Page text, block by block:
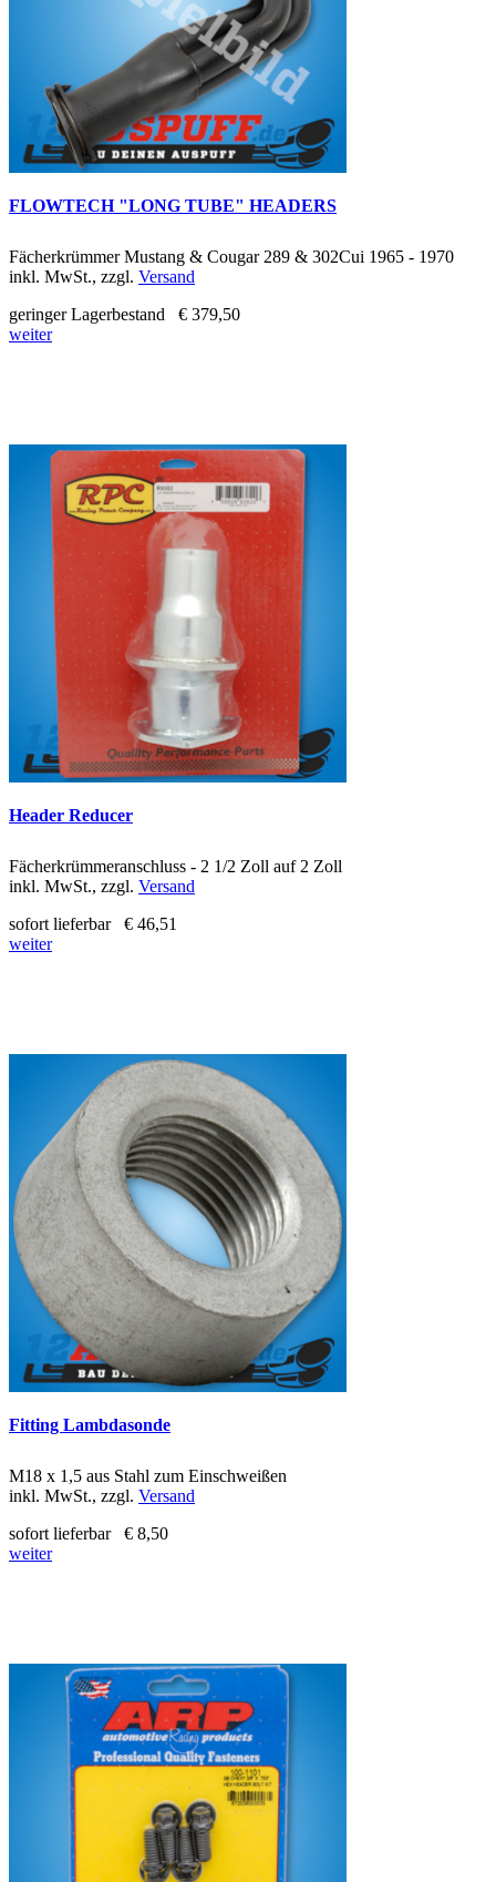
FLOWTECH "LONG TUBE" HEADERS
Fächerkrümmer Mustang & Cougar 289 & 302Cui 1965 - 1970
inkl. MwSt., zzgl. Versand
geringer Lagerbestand
€ 379,50
weiter
Header Reducer
Fächerkrümmeranschluss - 2 1/2 Zoll auf 2 Zoll
inkl. MwSt., zzgl. Versand
sofort lieferbar
€ 46,51
weiter
Fitting Lambdasonde
M18 x 1,5 aus Stahl zum Einschweißen
inkl. MwSt., zzgl. Versand
sofort lieferbar
€ 8,50
weiter